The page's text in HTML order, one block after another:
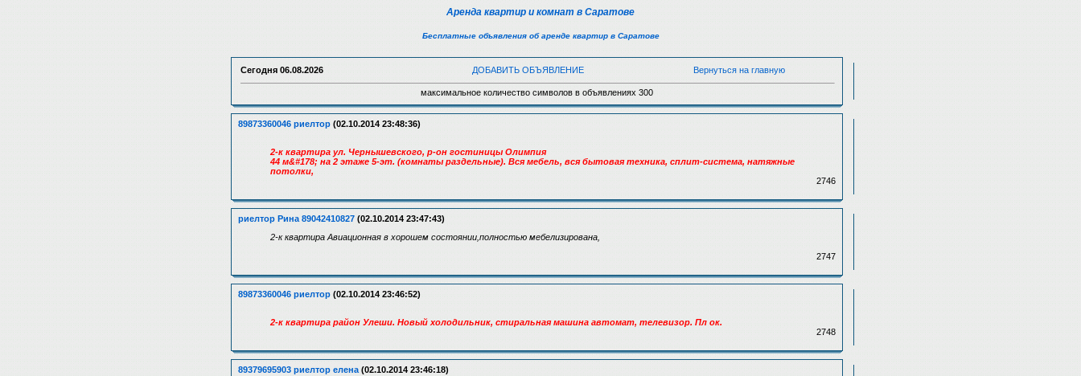
Аренда квартир и комнат в Саратове
Бесплатные объявления об аренде квартир в Саратове
Сегодня 06.08.2026 ДОБАВИТЬ ОБЪЯВЛЕНИЕ Вернуться на главную
максимальное количество символов в объявлениях 300
89873360046 риелтор (02.10.2014 23:48:36)
2-к квартира ул. Чернышевского, р-он гостиницы Олимпия
44 м&#178; на 2 этаже 5-эт. (комнаты раздельные). Вся мебель, вся бытовая техника, сплит-система, натяжные
потолки,
2746
риелтор Рина 89042410827 (02.10.2014 23:47:43)
2-к квартира Авиационная в хорошем состоянии,полностью мебелизирована,
2747
89873360046 риелтор (02.10.2014 23:46:52)
2-к квартира район Улеши. Новый холодильник, стиральная машина автомат, телевизор. Пл ок.
2748
89379695903 риелтор елена (02.10.2014 23:46:18)